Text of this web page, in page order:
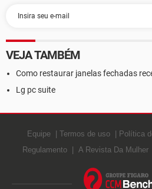
VEJA TAMBÉM
Como restaurar janelas fechadas
Lg pc suite
Equipe Termos de uso Política
Regulamento
A Revista Da Mulher